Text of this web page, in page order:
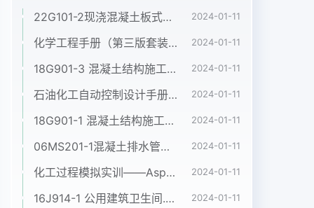
22G101-2现浇混凝土板式楼梯.pdf 2024-01-11
化学工程手册（第三版套装5册第1卷2卷3卷4卷5卷）袁渭康 王静康 费维扬 欧阳平凯 著 2024-01-11
18G901-3 混凝土结构施工钢筋排布规则与构造详图（独立基础、条形基础、筏形基础、桩基础）公开版.pdf 2024-01-11
石油化工自动控制设计手册（第四版） 黄步余 化工出版社 2020年 2024-01-11
18G901-1 混凝土结构施工钢筋排布规则与构造详图（现浇混凝土框架、剪力墙、梁、板）公开版.pdf 2024-01-11
06MS201-1混凝土排水管道基础及接口.pdf 2024-01-11
化工过程模拟实训——Aspen Plus教程（第二版）孙兰义 化学工业出版社 2017年 2024-01-11
16J914-1 公用建筑卫生间.pdf 2024-01-11